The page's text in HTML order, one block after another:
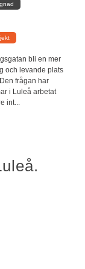
bli en mer
och levande plats
frågan har
i Luleå arbetat
int...